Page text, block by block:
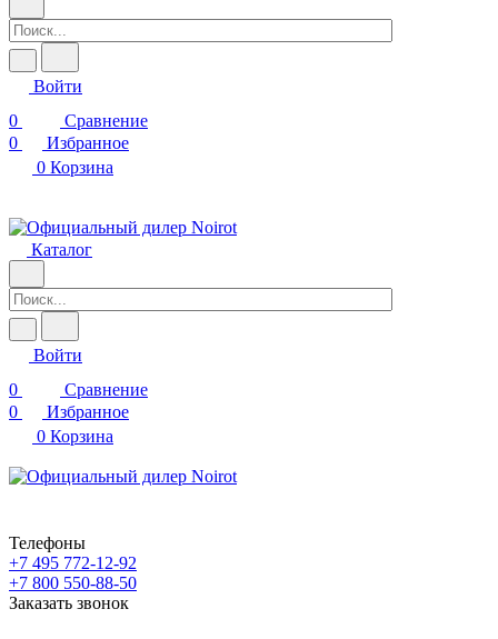
Войти
0
Сравнение
0
Избранное
0 Корзина
Каталог
Войти
0
Сравнение
0
Избранное
0 Корзина
Телефоны
+7 495 772-12-92
+7 800 550-88-50
Заказать звонок